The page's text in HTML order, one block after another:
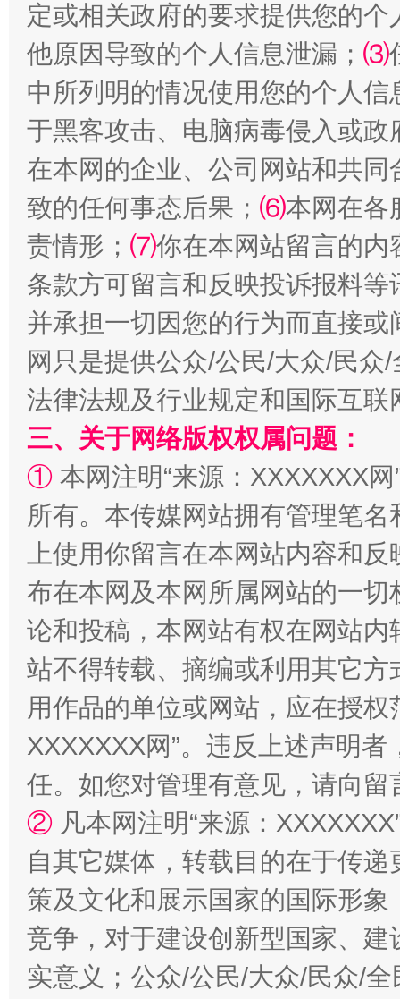
受贿1.44亿！段成刚被判无期 从幼
全民健身五年计划来了！等你上场
阿坝州三大球赛在茂县开幕 规模
扯下公款旅游的“隐身衣” 如何以
定或相关政府的要求提供您的个
他原因导致的个人信息泄漏； ⑶
中所列明的情况使用您的个人
于黑客攻击、电脑病毒侵入或
在本网的企业、公司网站和共
致的任何事态后果； ⑹本网在各
责情形； ⑺你在本网站留言的内
条款方可留言和反映投诉报料
并承担一切因您的行为而直接
网只是提供公众/公民/大众/民
法律法规及行业规定和国际互
三、关于网络版权权属问题：
① 本网注明“来源：XXXXXXX
所有。本传媒网站拥有管理笔
上使用你留言在本网站内容和
布在本网及本网所属网站的一
论和投稿，本网站有权在网站
站不得转载、摘编或利用其它
用作品的单位或网站，应在授
XXXXXXX网”。违反上述声明
任。如您对管理有意见，请向
② 凡本网注明“来源：
自其它媒体，转载目的在于传
策及文化和展示国家的国际形
竞争，对于建设创新型国家、
实意义；公众/公民/大众/民众/